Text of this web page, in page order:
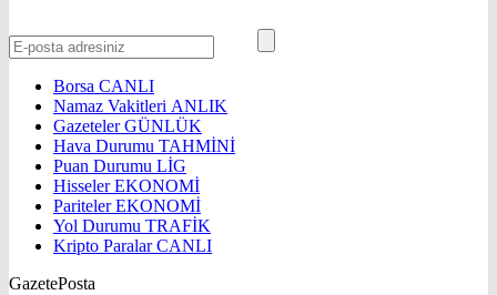
Borsa CANLI
Namaz Vakitleri ANLIK
GazetelerGÜNLÜK
Hava Durumu TAHMİNİ
Puan Durumu LİG
HisselerEKONOMİ
ParitelerEKONOMİ
Yol Durumu TRAFİK
Kripto ParalarCANLI
GazetePosta